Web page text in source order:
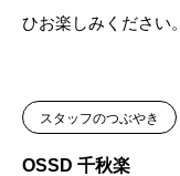
ひお楽しみください。
スタッフのつぶやき
OSSD 千秋楽